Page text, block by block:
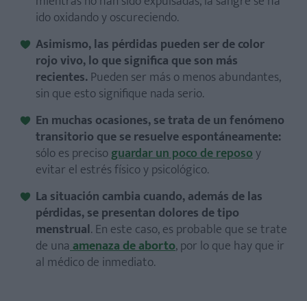
ido oxidando y oscureciendo.
Asimismo, las pérdidas pueden ser de color
rojo vivo, lo que significa que son más
recientes.Pueden ser más o menos abundantes,
sin que esto signifique nada serio.
En muchas ocasiones, se trata de un fenómeno
transitorio que se resuelve espontáneamente:
sólo es precisoguardar un poco de reposoy
evitar el estrés físico y psicológico.
La situación cambia cuando, además de las
pérdidas, se presentan dolores de tipo
menstrual. En este caso, es probable que se trate
de una amenaza de aborto, por lo que hay que ir
al médico de inmediato.